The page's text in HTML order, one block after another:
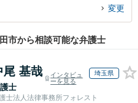
る半田市内の弁護士に相談予約した
変更
市から相談可能な弁護士
尾 基哉
士
インタビュ
ーを見る
埼玉県
士法人法律事務所フォレスト